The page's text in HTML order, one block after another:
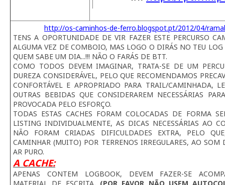
http://os-caminhos-de-ferro.blogspot.pt/2012/04/
TENS A OPORTUNIDADE DE VIR FAZER ESTE PERCURSO
ALGUMA VEZ DE COMBOIO, MAS LOGO O DIRÁS NO TEU LOG
QUEM SABE UM DIA...!!! NÃO O FARÁS DE BTT.
COMO TODOS DEVEM IMAGINAR, TRATA-SE DE UM
DUREZA CONSIDERÁVEL, PELO QUE RECOMENDAMOS
CONFORTÁVEL E APROPRIADO PARA TRAIL/CAMINHADA,
OUTRAS BEBIDAS QUE CONSIDERAREM NECESSÁRIAS
PROVOCADA PELO ESFORÇO.
TODAS ESTAS CACHES FORAM COLOCADAS DE FORMA
LISTING INDIVIDUALMENTE, AS DICAS NECESSÁRIAS AO
NÃO FORAM CRIADAS DIFICULDADES EXTRA, PELO
CAMINHAR (MUITO) POR TERRENOS IRREGULARES, AO
AR PURO.
A CACHE:
APENAS CONTEM LOGBOOK, DEVEM FAZER-SE
MATERIAL DE ESCRITA, (POR FAVOR NÃO USEM